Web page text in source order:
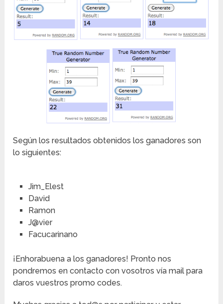
Según los resultados obtenidos los ganadores son
lo siguientes:
Jim_Elest
David
Ramon
J@vier
Facucarinano
¡Enhorabuena a los ganadores! Pronto nos
pondremos en contacto con vosotros vía mail para
daros vuestros promo codes.